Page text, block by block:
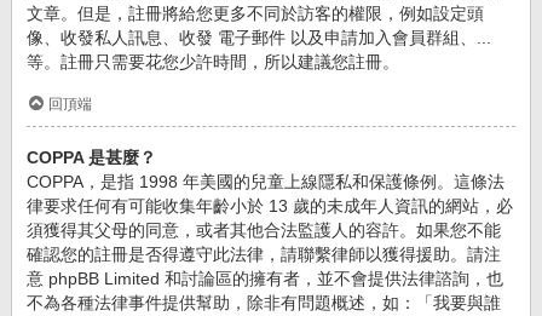
文章。但是，註冊將給您更多不同於訪客的權限，例如設定頭
像、收發私人訊息、收發 電子郵件 以及申請加入會員群組、...
等。註冊只需要花您少許時間，所以建議您註冊。
回頂端
COPPA 是甚麼？
COPPA，是指 1998 年美國的兒童上線隱私和保護條例。這條法
律要求任何有可能收集年齡小於 13 歲的未成年人資訊的網站，必
須獲得其父母的同意，或者其他合法監護人的容許。如果您不能
確認您的註冊是否得遵守此法律，請聯繫律師以獲得援助。請注
意 phpBB Limited 和討論區的擁有者，並不會提供法律諮詢，也
不為各種法律事件提供幫助，除非有問題概述，如：「我要與誰